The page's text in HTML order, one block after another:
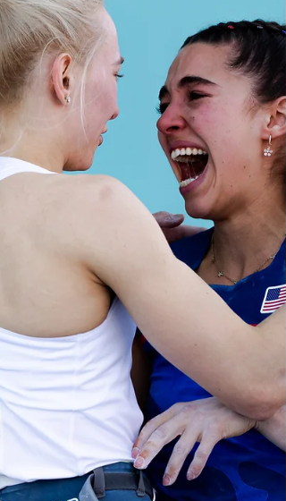
côtés de sa sœur Oriane Bertone. Dans
cette interview exclusive pour GrimpActu,
le jeune grimpeur revient sur sa victoire,
le niveau du bloc français, sa stratégie,
points forts et ses ambitions pour la
saison et les Jeux Olympiques de Los
Angeles.